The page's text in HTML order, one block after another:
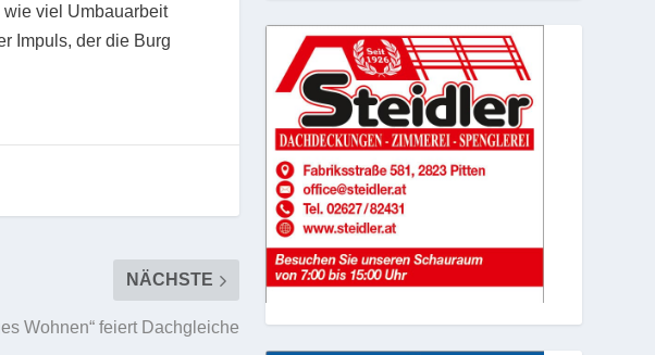
viel Umbauarbeit
Impuls, der die Burg
NÄCHSTE
Wohnen“ feiert Dachgleiche